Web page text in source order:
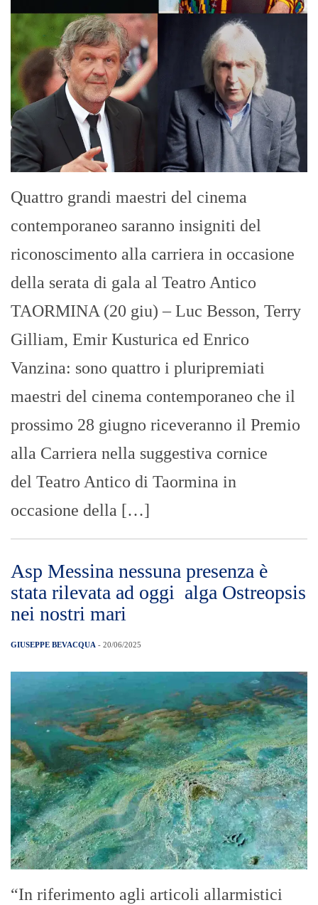
Quattro grandi maestri del cinema
contemporaneo saranno insigniti del
riconoscimento alla carriera in occasione
della serata di gala al Teatro Antico
TAORMINA (20 giu) – Luc Besson, Terry
Gilliam, Emir Kusturica ed Enrico
Vanzina: sono quattro i pluripremiati
maestri del cinema contemporaneo che il
prossimo 28 giugno riceveranno il Premio
alla Carriera nella suggestiva cornice
del Teatro Antico di Taormina in
occasione della […]
Asp Messina nessuna presenza è
stata rilevata ad oggi alga Ostreopsis
nei nostri mari
GIUSEPPE BEVACQUA - 20/06/2025
“In riferimento agli articoli allarmistici